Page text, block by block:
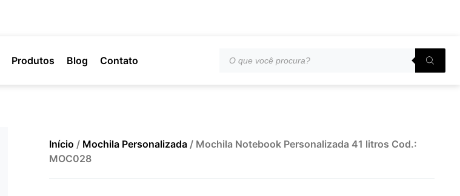
Produtos Blog Contato
Início / Mochila Personalizada / Mochila Notebook Personalizada 41 litros Cod.:
MOC028